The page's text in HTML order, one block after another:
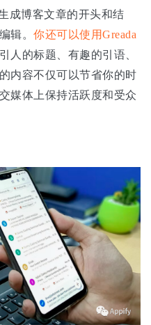
成博客文章的开头和结
辑。 你还可以使用Greada
人的标题、有趣的引语、
内容不仅可以节省你的时
媒体上保持活跃度和受众